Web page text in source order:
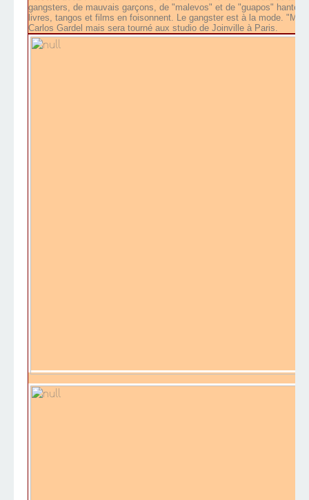
gangsters, de mauvais garçons, de "malevos" et de "guapos"
livres, tangos et films en foisonnent. Le gangster est à la mode.
Carlos Gardel mais sera tourné aux studio de Joinville à Paris.